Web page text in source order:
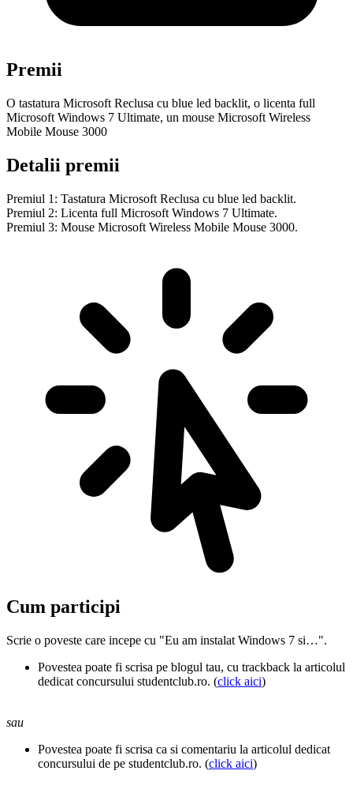
Premii
O tastatura Microsoft Reclusa cu blue led backlit, o licenta full
Microsoft Windows 7 Ultimate, un mouse Microsoft Wireless
Mobile Mouse 3000
Detalii premii
Premiul 1: Tastatura Microsoft Reclusa cu blue led backlit.
Premiul 2: Licenta full Microsoft Windows 7 Ultimate.
Premiul 3: Mouse Microsoft Wireless Mobile Mouse 3000.
Cum participi
Scrie o poveste care incepe cu "Eu am instalat Windows 7 si…".
Povestea poate fi scrisa pe blogul tau, cu trackback la articolul
dedicat concursului studentclub.ro. (click aici)
sau
Povestea poate fi scrisa ca si comentariu la articolul dedicat
concursului de pe studentclub.ro. (click aici)